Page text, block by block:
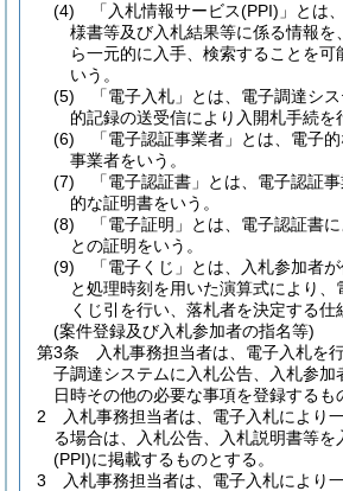
(4)
「入札情報サービス(PPI) 」とは
様書等及び入札結果等に係る情報を
ら一元的に入手、検索することを可
いう。
(5)
「電子入札」とは、電子調達シ
的記録の送受信により入開札手続を
(6)
「電子認証事業者」とは、電子
事業者をいう。
(7)
「電子認証書」とは、電子認証
的な証明書をいう。
(8)
「電子証明」とは、電子認証書
との証明をいう。
(9)
「電子くじ」とは、入札参加者
と処理時刻を用いた演算式により
くじ引を行い、落札者を決定する仕
(案件登録及び入札参加者の指名等)
第3条
入札事務担当者は、電子入札を
子調達システムに入札公告、入札参加
日時その他の必要な事項を登録するも
2
入札事務担当者は、電子入札により
る場合は、入札公告、入札説明書等を
(PPI)に掲載するものとする。
3
入札事務担当者は、電子入札により